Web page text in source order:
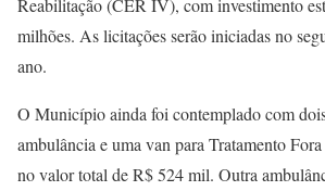
Reabilitação (CER IV), com investimento
milhões. As licitações serão iniciadas no
ano.
O Município ainda foi contemplado com
ambulância e uma van para Tratamento
no valor total de R$ 524 mil. Outra